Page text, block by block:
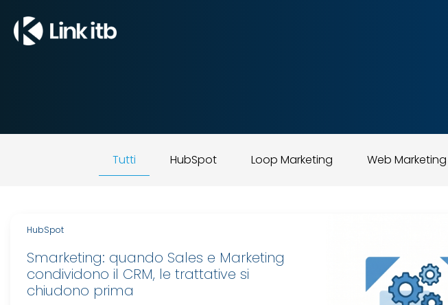
Tutti HubSpot Loop Marketing Web Marketing
HubSpot
Smarketing: quando Sales e Marketing
condividono il CRM, le trattative si
chiudono prima